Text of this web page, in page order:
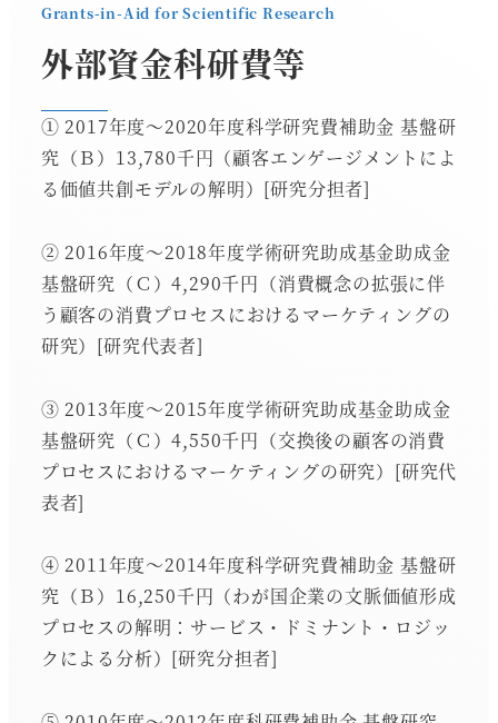
Grants-in-Aid for Scientific Research
外部資金科研費等
① 2017年度～2020年度科学研究費補助金 基盤研
究（Ｂ）13,780千円（顧客エンゲージメントによ
る価値共創モデルの解明）[研究分担者]
② 2016年度～2018年度学術研究助成基金助成金
基盤研究（Ｃ）4,290千円（消費概念の拡張に伴
う顧客の消費プロセスにおけるマーケティングの
研究）[研究代表者]
③ 2013年度～2015年度学術研究助成基金助成金
基盤研究（Ｃ）4,550千円（交換後の顧客の消費
プロセスにおけるマーケティングの研究）[研究代
表者]
④ 2011年度～2014年度科学研究費補助金 基盤研
究（Ｂ）16,250千円（わが国企業の文脈価値形成
プロセスの解明：サービス・ドミナント・ロジッ
クによる分析）[研究分担者]